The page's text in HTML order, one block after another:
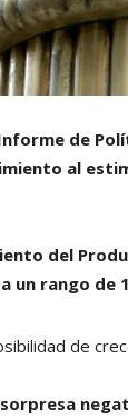
de
al
del
un rango de
de